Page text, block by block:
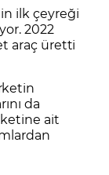
ilk çeyreği
2022
araç üretti
da
ait